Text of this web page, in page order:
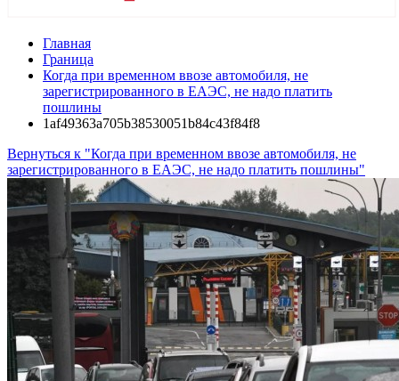
Главная
Граница
Когда при временном ввозе автомобиля, не
зарегистрированного в ЕАЭС, не надо платить
пошлины
1af49363a705b38530051b84c43f84f8
Вернуться к "Когда при временном ввозе автомобиля, не
зарегистрированного в ЕАЭС, не надо платить пошлины"